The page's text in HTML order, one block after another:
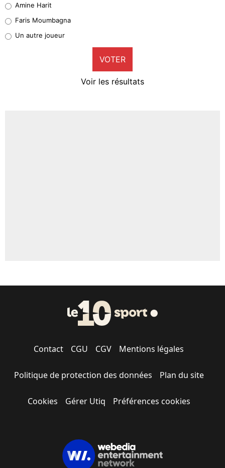
1%
9%
Amine Harit
Faris Moumbagna
Un autre joueur
VOTER
Voir les résultats
Contact CGU CGV Mentions légales
Politique de protection des données Plan du site
Cookies Gérer Utiq Préférences cookies